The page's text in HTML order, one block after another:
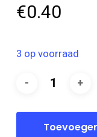
€0.40
3 op voorraad